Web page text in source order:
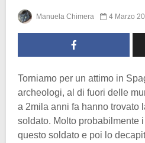
Manuela Chimera 4 Marzo
Torniamo per un attimo in
archeologi, al di fuori delle
a 2mila anni fa hanno trovato
soldato. Molto probabilmente
questo soldato e poi lo